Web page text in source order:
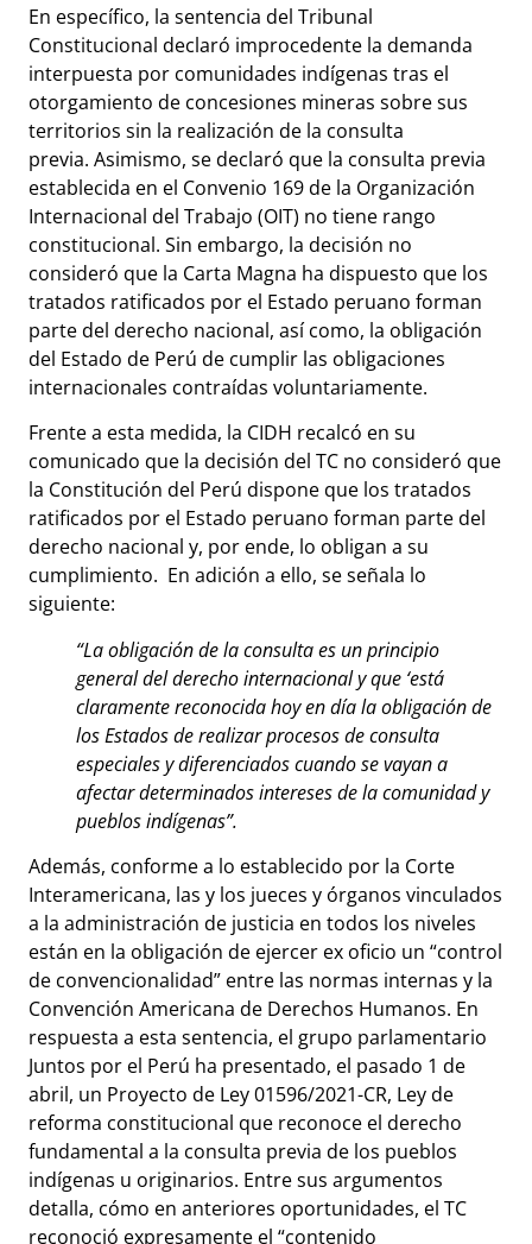
En específico, la sentencia del Tribunal
Constitucional declaró improcedente la demanda
interpuesta por comunidades indígenas tras el
otorgamiento de concesiones mineras sobre sus
territorios sin la realización de la consulta
previa. Asimismo, se declaró que la consulta previa
establecida en el Convenio 169 de la Organización
Internacional del Trabajo (OIT) no tiene rango
constitucional. Sin embargo, la decisión no
consideró que la Carta Magna ha dispuesto que los
tratados ratificados por el Estado peruano forman
parte del derecho nacional, así como, la obligación
del Estado de Perú de cumplir las obligaciones
internacionales contraídas voluntariamente.
Frente a esta medida, la CIDH recalcó en su
comunicado que la decisión del TC no consideró que
la Constitución del Perú dispone que los tratados
ratificados por el Estado peruano forman parte del
derecho nacional y, por ende, lo obligan a su
cumplimiento. En adición a ello, se señala lo
siguiente:
“La obligación de la consulta es un principio
general del derecho internacional y que ‘está
claramente reconocida hoy en día la obligación de
los Estados de realizar procesos de consulta
especiales y diferenciados cuando se vayan a
afectar determinados intereses de la comunidad y
pueblos indígenas”.
Además, conforme a lo establecido por la Corte
Interamericana, las y los jueces y órganos vinculados
a la administración de justicia en todos los niveles
están en la obligación de ejercer ex oficio un “control
de convencionalidad” entre las normas internas y la
Convención Americana de Derechos Humanos. En
respuesta a esta sentencia, el grupo parlamentario
Juntos por el Perú ha presentado, el pasado 1 de
abril, un Proyecto de Ley 01596/2021-CR, Ley de
reforma constitucional que reconoce el derecho
fundamental a la consulta previa de los pueblos
indígenas u originarios. Entre sus argumentos
detalla, cómo en anteriores oportunidades, el TC
reconoció expresamente el “contenido